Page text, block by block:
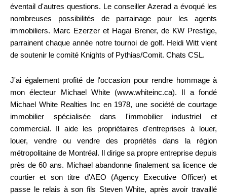
éventail d'autres questions. Le conseiller Azerad a évoqué les
nombreuses possibilités de parrainage pour les agents
immobiliers. Marc Ezerzer et Hagai Brener, de KW Prestige,
parrainent chaque année notre tournoi de golf. Heidi Witt vient
de soutenir le comité Knights of Pythias/Comit. Chats CSL.
J'ai également profité de l'occasion pour rendre hommage à
mon électeur Michael White (www.whiteinc.ca). Il a fondé
Michael White Realties Inc en 1978, une société de courtage
immobilier spécialisée dans l'immobilier industriel et
commercial. Il aide les propriétaires d'entreprises à louer,
louer, vendre ou vendre des propriétés dans la région
métropolitaine de Montréal. Il dirige sa propre entreprise depuis
près de 60 ans. Michael abandonne finalement sa licence de
courtier et son titre d'AEO (Agency Executive Officer) et
passe le relais à son fils Steven White, après avoir travaillé